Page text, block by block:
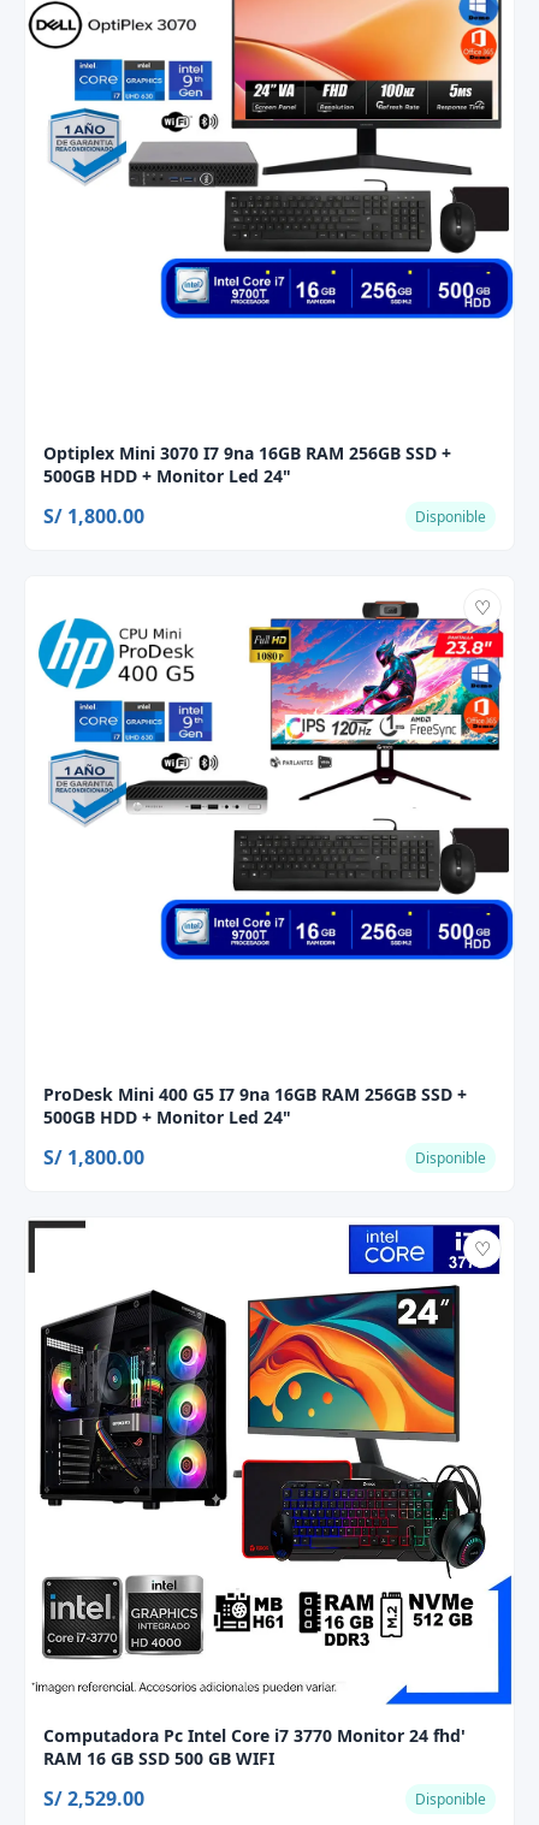
Optiplex Mini 3070 I7 9na 16GB RAM 256GB SSD +
500GB HDD + Monitor Led 24"
S/ 1,800.00 Disponible
♡
ProDesk Mini 400 G5 I7 9na 16GB RAM 256GB SSD +
500GB HDD + Monitor Led 24"
S/ 1,800.00 Disponible
♡
Computadora Pc Intel Core i7 3770 Monitor 24 fhd'
RAM 16 GB SSD 500 GB WIFI
S/ 2,529.00 Disponible